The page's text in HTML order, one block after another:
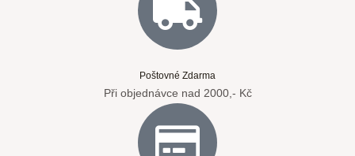
Poštovné Zdarma
Při objednávce nad 2000,- Kč